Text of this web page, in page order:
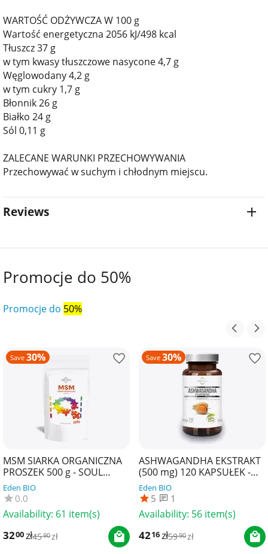
WARTOŚĆ ODŻYWCZA W 100 g
Wartość energetyczna 2056 kJ/498 kcal
Tłuszcz 37 g
w tym kwasy tłuszczowe nasycone 4,7 g
Węglowodany 4,2 g
w tym cukry 1,7 g
Błonnik 26 g
Białko 24 g
Sól 0,11 g
ZALECANE WARUNKI PRZECHOWYWANIA
Przechowywać w suchym i chłodnym miejscu.
Reviews
Promocje do 50%
Promocje do 50%
Save 30%
MSM SIARKA ORGANICZNA
PROSZEK 500 g - SOUL
FARM
Eden BIO
0.0
Availability: 61 item(s)
3200zł4590zł
Save 30%
ASHWAGANDHA EKSTRAKT
(500 mg) 120 KAPSUŁEK -
SOUL FARM
Eden BIO
5 1
Availability: 56 item(s)
4216zł5990zł